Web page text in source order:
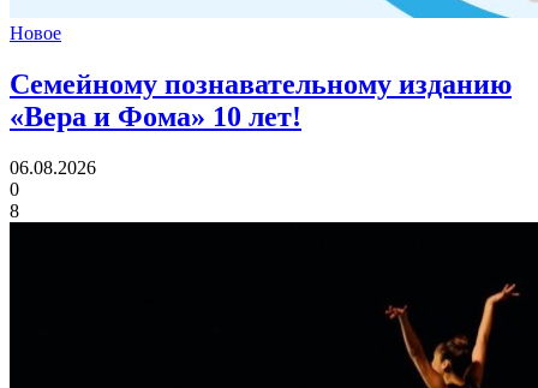
Новое
Семейному познавательному изданию
«Вера и Фома» 10 лет!
06.08.2026
0
8